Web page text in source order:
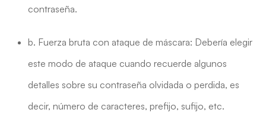
contraseña.
b. Fuerza bruta con ataque de máscara: Debería elegir
este modo de ataque cuando recuerde algunos
detalles sobre su contraseña olvidada o perdida, es
decir, número de caracteres, prefijo, sufijo, etc.